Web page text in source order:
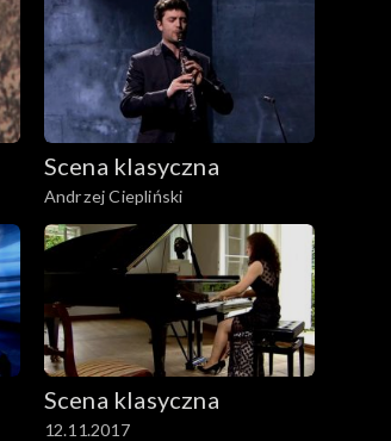
Scena klasyczna
Andrzej Ciepliński
Scena klasyczna
12.11.2017